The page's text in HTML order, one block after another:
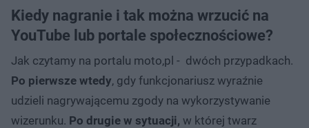
Kiedy nagranie i tak można wrzucić na
YouTube lub portale społecznościowe?
Jak czytamy na portalu moto,pl - dwóch przypadkach.
Po pierwsze wtedy, gdy funkcjonariusz wyraźnie
udzieli nagrywającemu zgody na wykorzystywanie
wizerunku. Po drugie w sytuacji, w której twarz